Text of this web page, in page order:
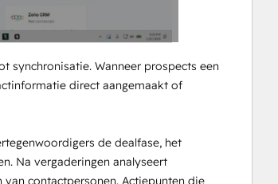
synchronisatie. Wanneer prospects een
direct aangemaakt of
Na vergaderingen analyseert
contactpersonen. Actiepunten die